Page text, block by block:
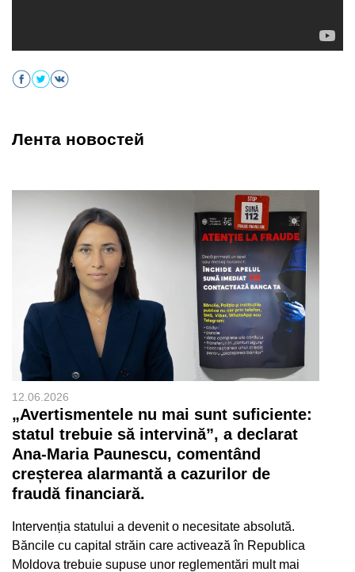
Лента новостей
12.06.2026
„Avertismentele nu mai sunt suficiente:
statul trebuie să intervină”, a declarat
Ana-Maria Paunescu, comentând
creșterea alarmantă a cazurilor de
fraudă financiară.
Intervenția statului a devenit o necesitate absolută.
Băncile cu capital străin care activează în Republica
Moldova trebuie supuse unor reglementări mult mai